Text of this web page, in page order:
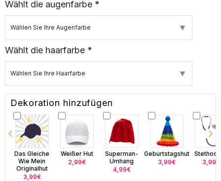
Wählt die augenfarbe *
Wählen Sie Ihre Augenfarbe ▼
Wählt die haarfarbe *
Wählen Sie Ihre Haarfarbe ▼
Dekoration hinzufügen
Das Gleiche
Wie Mein
Originalhut
3,99€
Weißer Hut
2,99€
Superman-
Umhang
4,99€
Geburtstagshut
3,99€
3,99€